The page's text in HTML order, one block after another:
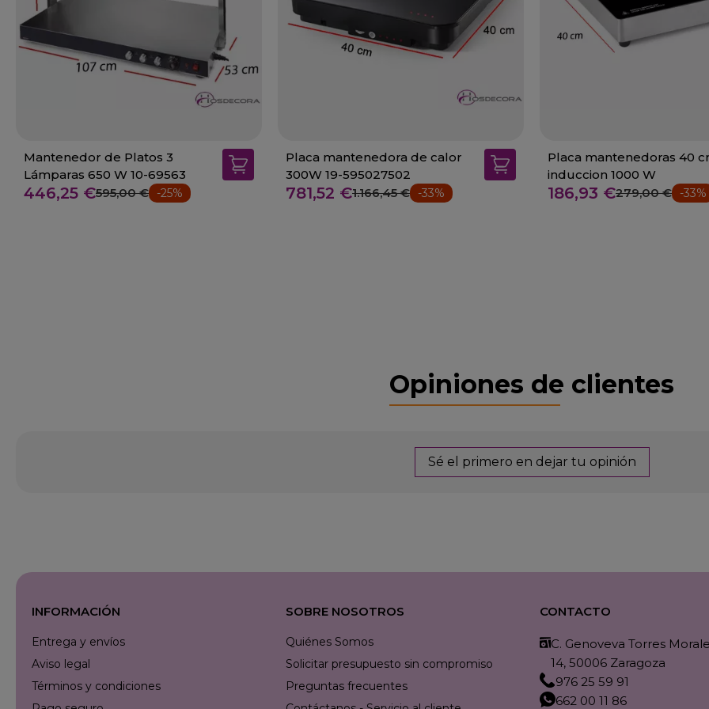
Mantenedor de Platos 3
Lámparas 650 W 10-69563
446,25 €595,00 € -25%
Placa mantenedora de calor
300W 19-595027502
781,52 €1.166,45 € -33%
Placa mantenedoras 40
induccion 1000 W
186,93 €279,00 € -33%
Opiniones de clientes
Sé el primero en dejar tu opinión
INFORMACIÓN
Entrega y envíos
Aviso legal
Términos y condiciones
SOBRE NOSOTROS
Quiénes Somos
Solicitar presupuesto sin compromiso
Preguntas frecuentes
CONTACTO
C. Genoveva Torres
14, 50006 Zaragoza
976 25 59 91
662 00 11 86